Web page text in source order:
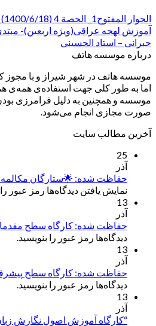
الحوار المفتوح1_ الحصة 4 (1400/6/18) – الاستاذة حاجی قاسمی
جبرانی – استاد الحسینی
درباره موسسه هاتف
موسسه هاتف در شهر شیراز و با
اما به طور کلی جهت استفاده‌ی همه‌ی
موسسه و همچنین به دلیل فرامرزی بودن
صورت مجازی انجام می‌شود.
آخرین مطالب سایت
25
آذر
حفاظت شده: 🌟ستارگان مکالمه
نمایش یافتن دیدگاه‌ها رمز عبور را
13
آذر
حفاظت شده: کارگاه سطح
دیدگاه‌ها رمز عبور را بنویسید.
13
آذر
حفاظت شده: کارگاه سطح
دیدگاه‌ها رمز عبور را بنویسید.
13
آذر
“کارگاه آموزش اصول نگارش